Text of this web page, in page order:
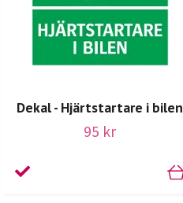
Dekal - Hjärtstartare i bilen
95 kr